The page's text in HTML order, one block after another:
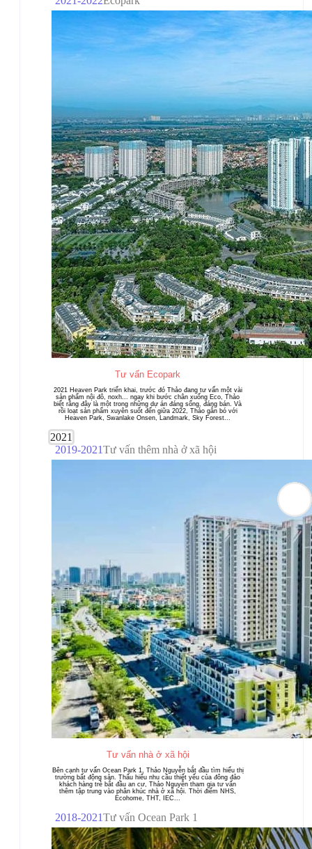
Tư vấn Ecopark
2021 Heaven Park triển khai, trước đó Thảo đang tư vấn một vài
sản phẩm nội đô, noxh... ngay khi bước chân xuống Eco, Thảo
biết rằng đây là một trong những dự án đáng sống, đáng bán. Và
rồi loạt sản phẩm xuyên suốt đến giữa 2022, Thảo gắn bó với
Heaven Park, Swanlake Onsen, Landmark, Sky Forest...
2021
2019-2021Tư vấn thêm nhà ở xã hội
Tư vấn nhà ở xã hội
Bên cạnh tư vấn Ocean Park 1, Thảo Nguyễn bắt đầu tìm hiểu thị
trường bất động sản. Thấu hiểu nhu cầu thiết yếu của đông đảo
khách hàng trẻ bắt đầu an cư, Thảo Nguyễn tham gia tư vấn
thêm tập trung vào phân khúc nhà ở xã hội. Thời điểm NHS,
Ecohome, THT, IEC...
2018-2021Tư vấn Ocean Park 1